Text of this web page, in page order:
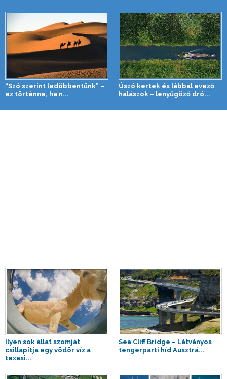
“Szó szerint ledöbbentünk” –
ez történne, ha n...
Úszó kertek és lábbal evező
halászok – lenyűgöző dró...
Ilyen sok állat szomját
csillapítja egy vödör víz a
texasi...
Sea Cliff Bridge – Látványos
tengerparti híd Ausztrá...